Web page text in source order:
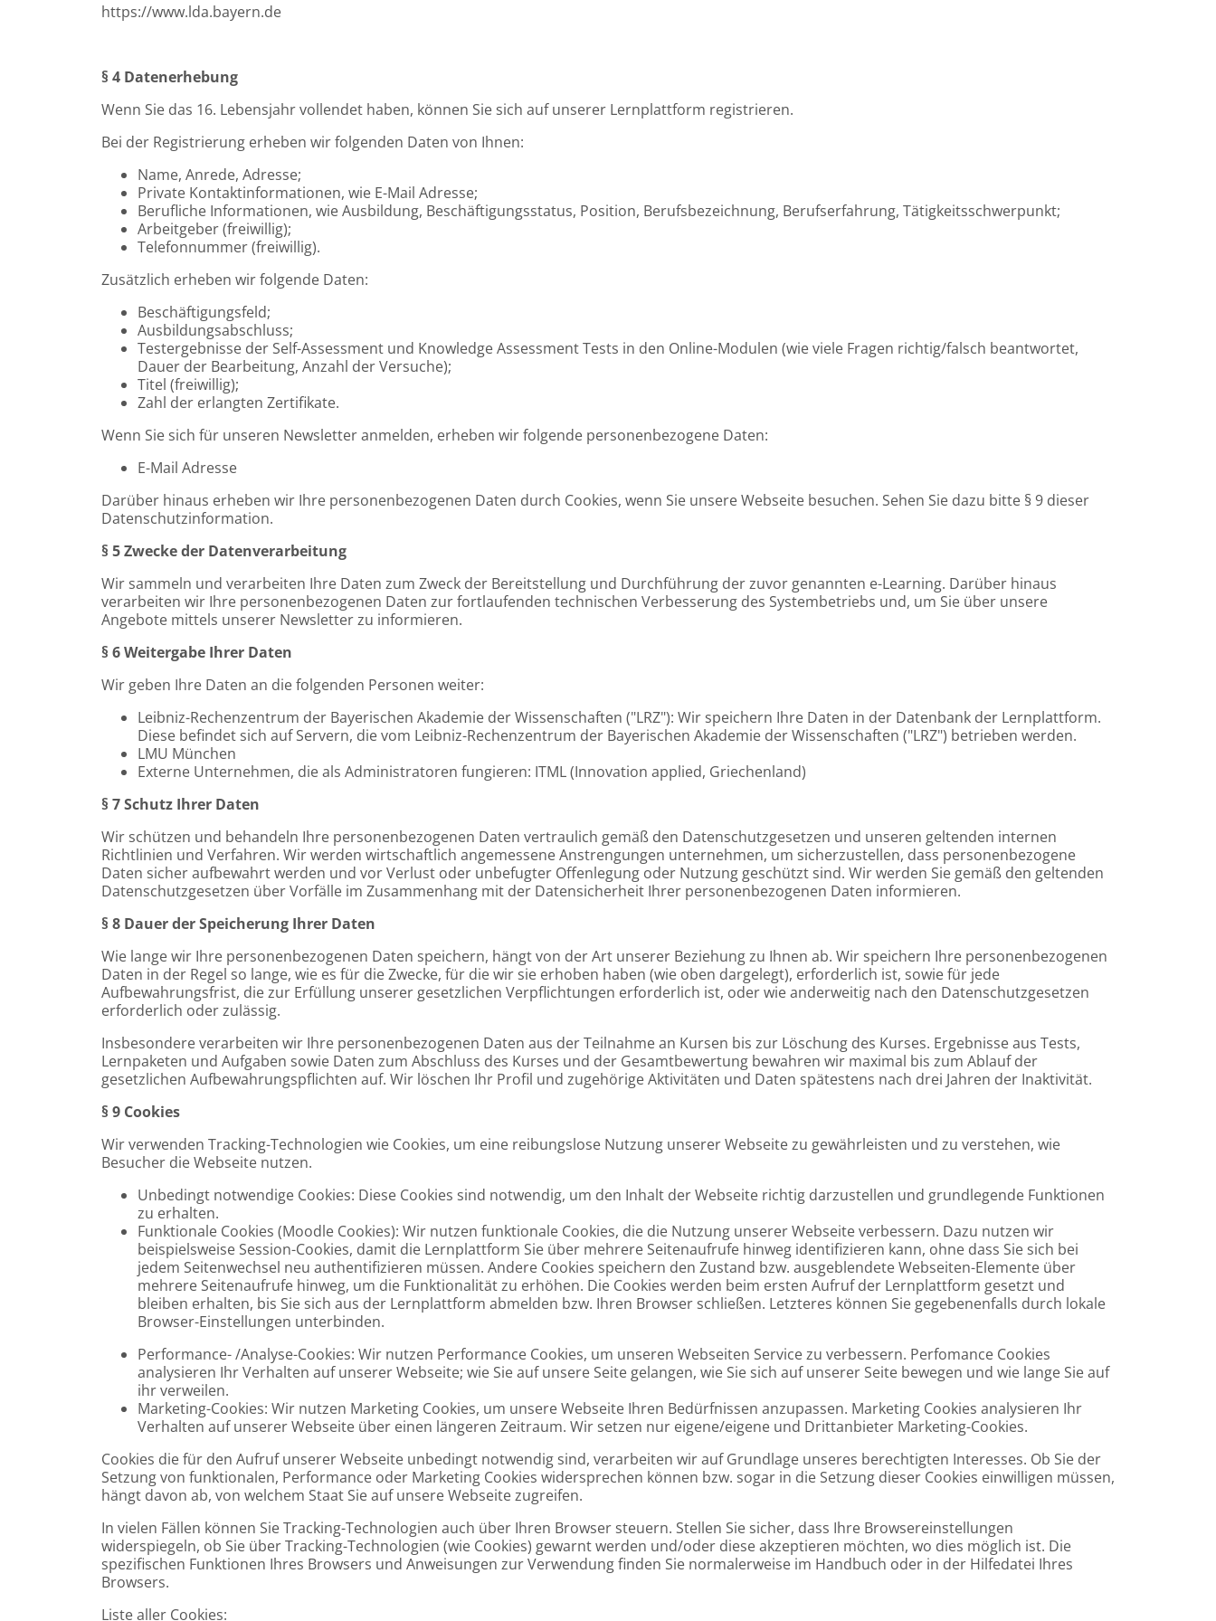
https://www.lda.bayern.de
§ 4 Datenerhebung
Wenn Sie das 16. Lebensjahr vollendet haben, können Sie sich auf unserer Lernplattform registrieren.
Bei der Registrierung erheben wir folgenden Daten von Ihnen:
Name, Anrede, Adresse;
Private Kontaktinformationen, wie E-Mail Adresse;
Berufliche Informationen, wie Ausbildung, Beschäftigungsstatus, Position, Berufsbezeichnung, Berufserfahrung, Tätigkeitsschwerpunkt;
Arbeitgeber (freiwillig);
Telefonnummer (freiwillig).
Zusätzlich erheben wir folgende Daten:
Beschäftigungsfeld;
Ausbildungsabschluss;
Testergebnisse der Self-Assessment und Knowledge Assessment Tests in den Online-Modulen (wie viele Fragen richtig/falsch beantwortet,
Dauer der Bearbeitung, Anzahl der Versuche);
Titel (freiwillig);
Zahl der erlangten Zertifikate.
Wenn Sie sich für unseren Newsletter anmelden, erheben wir folgende personenbezogene Daten:
E-Mail Adresse
Darüber hinaus erheben wir Ihre personenbezogenen Daten durch Cookies, wenn Sie unsere Webseite besuchen. Sehen Sie dazu bitte § 9 dieser
Datenschutzinformation.
§ 5 Zwecke der Datenverarbeitung
Wir sammeln und verarbeiten Ihre Daten zum Zweck der Bereitstellung und Durchführung der zuvor genannten e-Learning. Darüber hinaus
verarbeiten wir Ihre personenbezogenen Daten zur fortlaufenden technischen Verbesserung des Systembetriebs und, um Sie über unsere
Angebote mittels unserer Newsletter zu informieren.
§ 6 Weitergabe Ihrer Daten
Wir geben Ihre Daten an die folgenden Personen weiter:
Leibniz-Rechenzentrum der Bayerischen Akademie der Wissenschaften ("LRZ"): Wir speichern Ihre Daten in der Datenbank der Lernplattform.
Diese befindet sich auf Servern, die vom Leibniz-Rechenzentrum der Bayerischen Akademie der Wissenschaften ("LRZ") betrieben werden.
LMU München
Externe Unternehmen, die als Administratoren fungieren: ITML (Innovation applied, Griechenland)
§ 7 Schutz Ihrer Daten
Wir schützen und behandeln Ihre personenbezogenen Daten vertraulich gemäß den Datenschutzgesetzen und unseren geltenden internen
Richtlinien und Verfahren. Wir werden wirtschaftlich angemessene Anstrengungen unternehmen, um sicherzustellen, dass personenbezogene
Daten sicher aufbewahrt werden und vor Verlust oder unbefugter Offenlegung oder Nutzung geschützt sind. Wir werden Sie gemäß den geltenden
Datenschutzgesetzen über Vorfälle im Zusammenhang mit der Datensicherheit Ihrer personenbezogenen Daten informieren.
§ 8 Dauer der Speicherung Ihrer Daten
Wie lange wir Ihre personenbezogenen Daten speichern, hängt von der Art unserer Beziehung zu Ihnen ab. Wir speichern Ihre personenbezogenen
Daten in der Regel so lange, wie es für die Zwecke, für die wir sie erhoben haben (wie oben dargelegt), erforderlich ist, sowie für jede
Aufbewahrungsfrist, die zur Erfüllung unserer gesetzlichen Verpflichtungen erforderlich ist, oder wie anderweitig nach den Datenschutzgesetzen
erforderlich oder zulässig.
Insbesondere verarbeiten wir Ihre personenbezogenen Daten aus der Teilnahme an Kursen bis zur Löschung des Kurses. Ergebnisse aus Tests,
Lernpaketen und Aufgaben sowie Daten zum Abschluss des Kurses und der Gesamtbewertung bewahren wir maximal bis zum Ablauf der
gesetzlichen Aufbewahrungspflichten auf. Wir löschen Ihr Profil und zugehörige Aktivitäten und Daten spätestens nach drei Jahren der Inaktivität.
§ 9 Cookies
Wir verwenden Tracking-Technologien wie Cookies, um eine reibungslose Nutzung unserer Webseite zu gewährleisten und zu verstehen, wie
Besucher die Webseite nutzen.
Unbedingt notwendige Cookies: Diese Cookies sind notwendig, um den Inhalt der Webseite richtig darzustellen und grundlegende Funktionen
zu erhalten.
Funktionale Cookies (Moodle Cookies): Wir nutzen funktionale Cookies, die die Nutzung unserer Webseite verbessern. Dazu nutzen wir
beispielsweise Session-Cookies, damit die Lernplattform Sie über mehrere Seitenaufrufe hinweg identifizieren kann, ohne dass Sie sich bei
jedem Seitenwechsel neu authentifizieren müssen. Andere Cookies speichern den Zustand bzw. ausgeblendete Webseiten-Elemente über
mehrere Seitenaufrufe hinweg, um die Funktionalität zu erhöhen. Die Cookies werden beim ersten Aufruf der Lernplattform gesetzt und
bleiben erhalten, bis Sie sich aus der Lernplattform abmelden bzw. Ihren Browser schließen. Letzteres können Sie gegebenenfalls durch lokale
Browser-Einstellungen unterbinden.
Performance- /Analyse-Cookies: Wir nutzen Performance Cookies, um unseren Webseiten Service zu verbessern. Perfomance Cookies
analysieren Ihr Verhalten auf unserer Webseite; wie Sie auf unsere Seite gelangen, wie Sie sich auf unserer Seite bewegen und wie lange Sie auf
ihr verweilen.
Marketing-Cookies: Wir nutzen Marketing Cookies, um unsere Webseite Ihren Bedürfnissen anzupassen. Marketing Cookies analysieren Ihr
Verhalten auf unserer Webseite über einen längeren Zeitraum. Wir setzen nur eigene/eigene und Drittanbieter Marketing-Cookies.
Cookies die für den Aufruf unserer Webseite unbedingt notwendig sind, verarbeiten wir auf Grundlage unseres berechtigten Interesses. Ob Sie der
Setzung von funktionalen, Performance oder Marketing Cookies widersprechen können bzw. sogar in die Setzung dieser Cookies einwilligen müssen,
hängt davon ab, von welchem Staat Sie auf unsere Webseite zugreifen.
In vielen Fällen können Sie Tracking-Technologien auch über Ihren Browser steuern. Stellen Sie sicher, dass Ihre Browsereinstellungen
widerspiegeln, ob Sie über Tracking-Technologien (wie Cookies) gewarnt werden und/oder diese akzeptieren möchten, wo dies möglich ist. Die
spezifischen Funktionen Ihres Browsers und Anweisungen zur Verwendung finden Sie normalerweise im Handbuch oder in der Hilfedatei Ihres
Browsers.
Liste aller Cookies: